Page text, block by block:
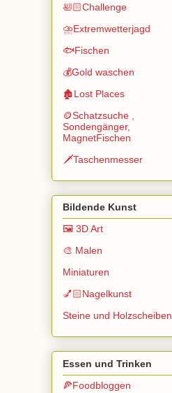
🛀🏻Challenge
⛈️Extremwetterjagd
🐟Fischen
💰Gold waschen
🏚️Lost Places
🪙Schatzsuche ,
Sondengänger,
MagnetFischen
🗡️Taschenmesser
Bildende Kunst
🖼️ 3D Art
🎨 Malen
Miniaturen
💅🏻Nagelkunst
Steine und Holzscheiben
Essen und Trinken
🍕Foodbloggen